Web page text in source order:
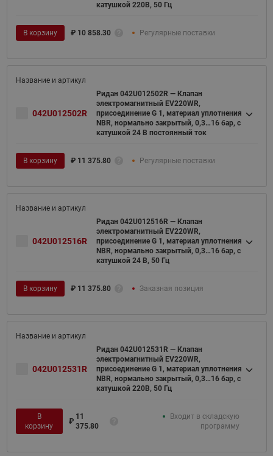
катушкой 220В, 50 Гц
В корзину ₽ 10 858.30 Регулярные поставки
042U012502R
Ридан 042U012502R — Клапан
электромагнитный EV220WR,
присоединение G 1, материал уплотнения
NBR, нормально закрытый, 0,3…16 бар, с
катушкой 24 В постоянный ток
В корзину ₽ 11 375.80 Регулярные поставки
042U012516R
Ридан 042U012516R — Клапан
электромагнитный EV220WR,
присоединение G 1, материал уплотнения
NBR, нормально закрытый, 0,3…16 бар, с
катушкой 24 В, 50 Гц
В корзину ₽ 11 375.80 Заказная позиция
042U012531R
Ридан 042U012531R — Клапан
электромагнитный EV220WR,
присоединение G 1, материал уплотнения
NBR, нормально закрытый, 0,3…16 бар, с
катушкой 220В, 50 Гц
В
корзину
₽
11
375.80
Входит в складскую
программу